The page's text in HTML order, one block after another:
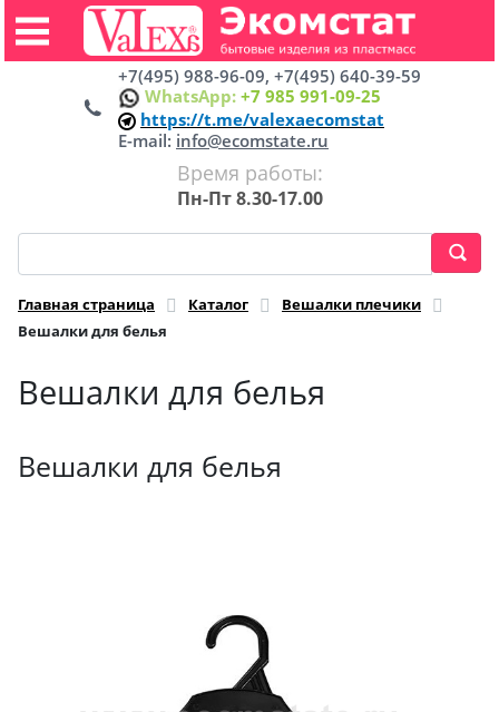
+7(495) 988-96-09, +7(495) 640-39-59
WhatsApp: +7 985 991-09-25
https://t.me/valexaecomstat
E-mail: info@ecomstate.ru
Время работы:
Пн-Пт 8.30-17.00
Главная страница Каталог
Вешалки плечики
Вешалки для белья
Вешалки для белья
Вешалки для белья